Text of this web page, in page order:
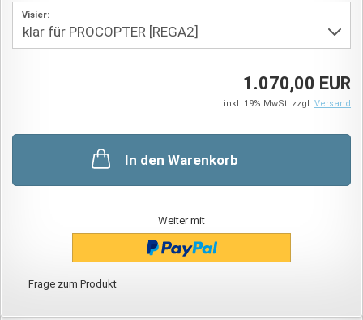
Visier:
1.070,00 EUR
inkl. 19% MwSt. zzgl. Versand
In den Warenkorb
Weiter mit
Frage zum Produkt